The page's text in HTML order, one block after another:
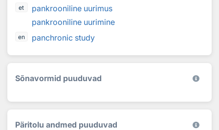
et
pankrooniline uurimus
pankrooniline uurimine
en panchronic study
Sõnavormid puuduvad
Päritolu andmed puuduvad